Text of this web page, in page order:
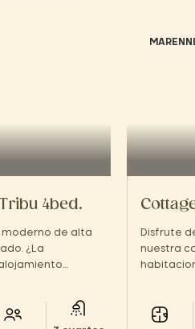
4bed.
moderno de alta
¿La
Disfrute
nuestra